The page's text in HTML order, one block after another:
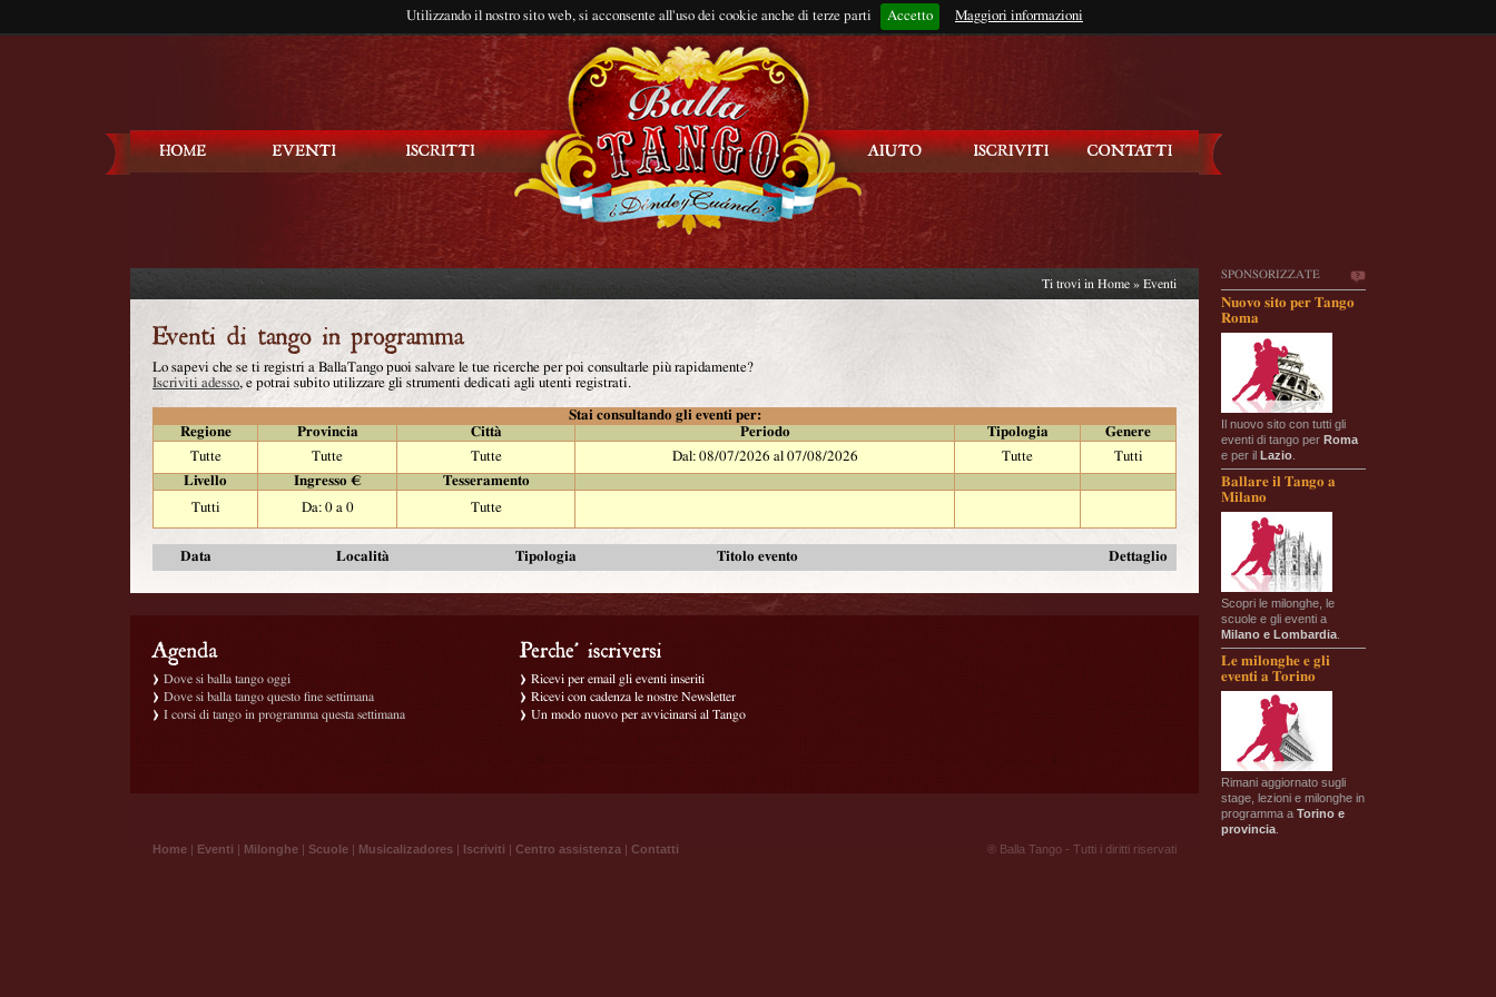
Utilizzando il nostro sito web, si acconsente all'uso dei cookie anche di terze parti Accetto Maggiori informazioni
Rimani connesso?
SPONSORIZZATE
Nuovo sito per Tango
Roma
Il nuovo sito con tutti gli
eventi di tango per Roma
e per il Lazio
Ballare il Tango a
Milano
Scopri le milonghe, le
scuole e gli eventi a
Milano e Lombardia
Le milonghe e gli
eventi a Torino
Rimani aggiornato sugli
stage, lezioni e milonghe in
programma a Torino e
provincia
Ti trovi in Home » Eventi
Lo sapevi che se ti registri a BallaTango puoi salvare le tue ricerche per poi consultarle più rapidamente?
Iscriviti adesso, e potrai subito utilizzare gli strumenti dedicati agli utenti registrati.
Stai consultando gli eventi per:
Regione
Provincia Città Periodo Tipologia
Genere
Tutte
Tutte Tutte Dal: 08/07/2026 al 07/08/2026 Tutte
Tutti
Livello
Ingresso €
Tesseramento
Tutti
Da: 0 a 0 Tutte
Data Località Tipologia Titolo evento Dettaglio
Dove si balla tango oggi
Dove si balla tango questo fine settimana
I corsi di tango in programma questa settimana
Ricevi per email gli eventi inseriti
Ricevi con cadenza le nostre Newsletter
Un modo nuovo per avvicinarsi al Tango
Home | Eventi | Milonghe | Scuole | Musicalizadores | Iscriviti | Centro assistenza | Contatti ® Balla Tango - Tutti i diritti riservati